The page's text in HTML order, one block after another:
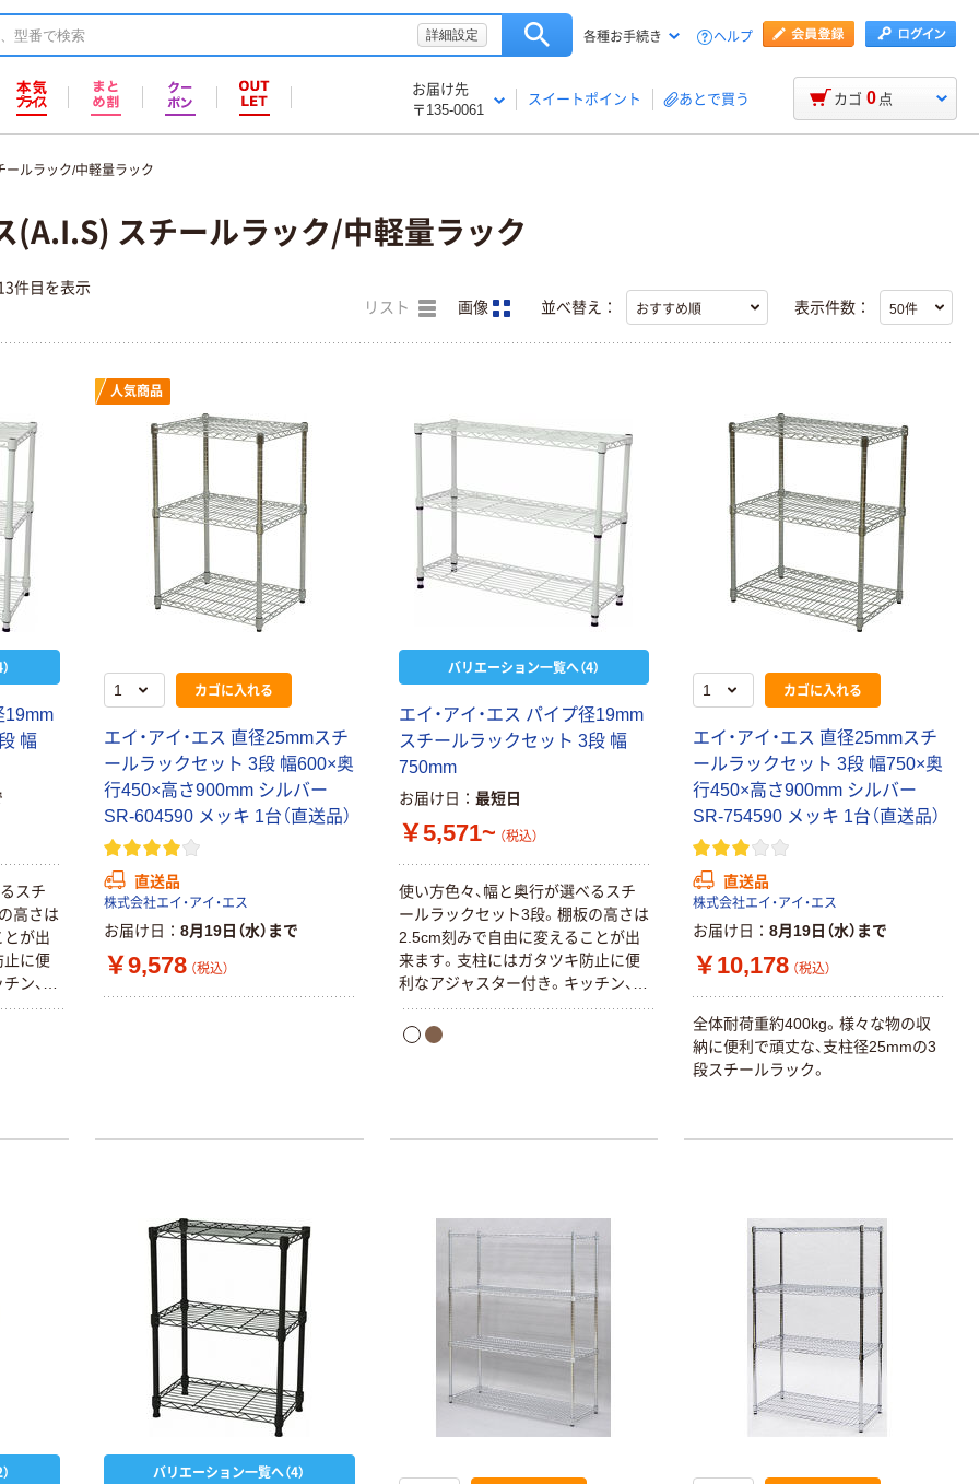
詳細設定 各種お手続き ヘルプ
お届け先
〒135-0061
スイートポイント あとで買う カゴ 0 点
ールラック/中軽量ラック
(A.I.S) スチールラック/中軽量ラック
件目を表示
リスト 画像 並べ替え： 表示件数：
19mm
幅
スチ
高さは
が出
止に便
ン、パ
屋な
人気商品
カゴに入れる
エイ・アイ・エス 直径25mmスチ
ールラックセット 3段 幅600×奥
行450×高さ900mm シルバー
SR-604590 メッキ 1台（直送品）
直送品
株式会社エイ・アイ・エス
お届け日 8月19日（水）まで
￥9,578 （税込）
バリエーション一覧へ（4）
エイ・アイ・エス パイプ径19mm
スチールラックセット 3段 幅
750mm
お届け日 最短日
￥5,571~ （税込）
使い方色々、幅と奥行が選べるスチ
ールラックセット3段。棚板の高さは
2.5cm刻みで自由に変えることが出
来ます。支柱にはガタツキ防止に便
利なアジャスター付き。キッチン、パ
ソコン周り、リビング、子供部屋な
ど、様々な場面での収納に。支柱径
カゴに入れる
エイ・アイ・エス 直径25mmスチ
ールラックセット 3段 幅750×奥
行450×高さ900mm シルバー
SR-754590 メッキ 1台（直送品）
直送品
株式会社エイ・アイ・エス
お届け日 8月19日（水）まで
￥10,178 （税込）
全体耐荷重約400kg。様々な物の収
納に便利で頑丈な、支柱径25mmの3
段スチールラック。
バリエーション一覧へ（4）